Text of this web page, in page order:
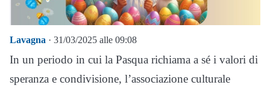
Lavagna · 31/03/2025 alle 09:08
In un periodo in cui la Pasqua richiama a sé i valori di
speranza e condivisione, l’associazione culturale